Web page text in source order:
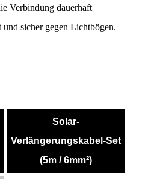
Verbindung dauerhaft
und sicher gegen Lichtbögen.
Solar-
Verlängerungskabel-Set
(5m / 6mm²)